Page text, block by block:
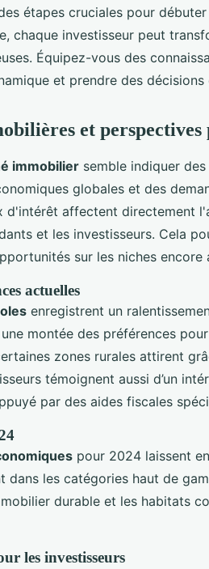
étapes cruciales pour
chaque investisseur peut
Équipez-vous des
et prendre des décisions
et perspectives
immobilier semble indiquer
globales et des
d'intérêt affectent directement
et les investisseurs. Cela
sur les niches encore
actuelles
enregistrent un
montée des préférences
zones rurales attirent
témoignent aussi d’un
par des aides fiscales
pour 2024 laissent
dans les catégories haut de
durable et les habitats
les investisseurs